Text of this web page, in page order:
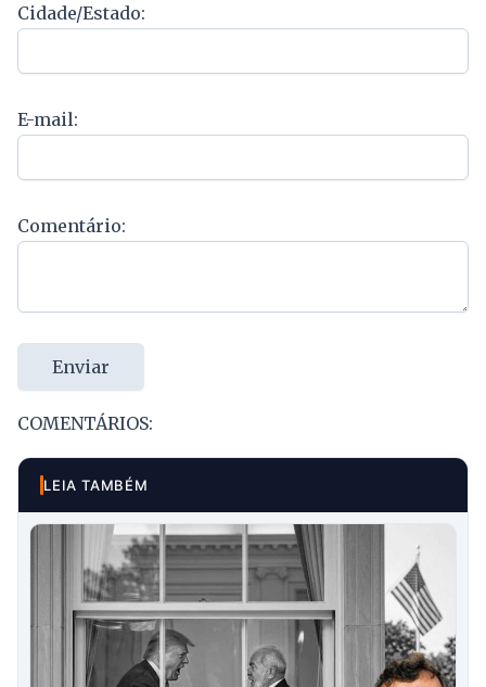
Cidade/Estado:
E-mail:
Comentário:
Enviar
COMENTÁRIOS:
LEIA TAMBÉM